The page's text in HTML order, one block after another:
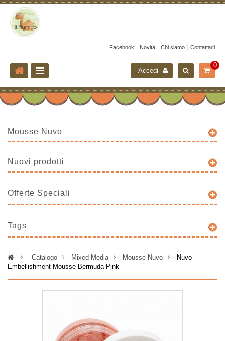
Facebook Novità Chi siamo Contattaci
0
Accedi
Mousse Nuvo
Nuovi prodotti
Offerte Speciali
Tags
> Catalogo > Mixed Media > Mousse Nuvo >
Nuvo
Embellishment Mousse Bermuda Pink